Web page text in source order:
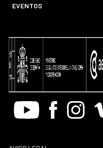
EVENTOS
Youtube Facebook